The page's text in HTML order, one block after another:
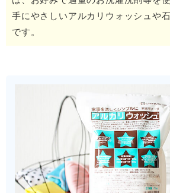
手にやさしいアルカリウォッシュや
です。